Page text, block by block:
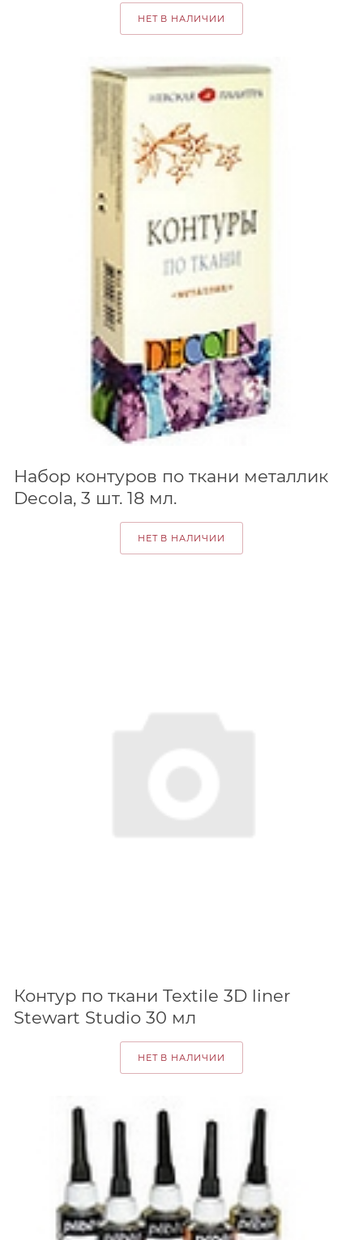
НЕТ В НАЛИЧИИ
Набор контуров по ткани металлик
Decola, 3 шт. 18 мл.
НЕТ В НАЛИЧИИ
Контур по ткани Textile 3D liner
Stewart Studio 30 мл
НЕТ В НАЛИЧИИ